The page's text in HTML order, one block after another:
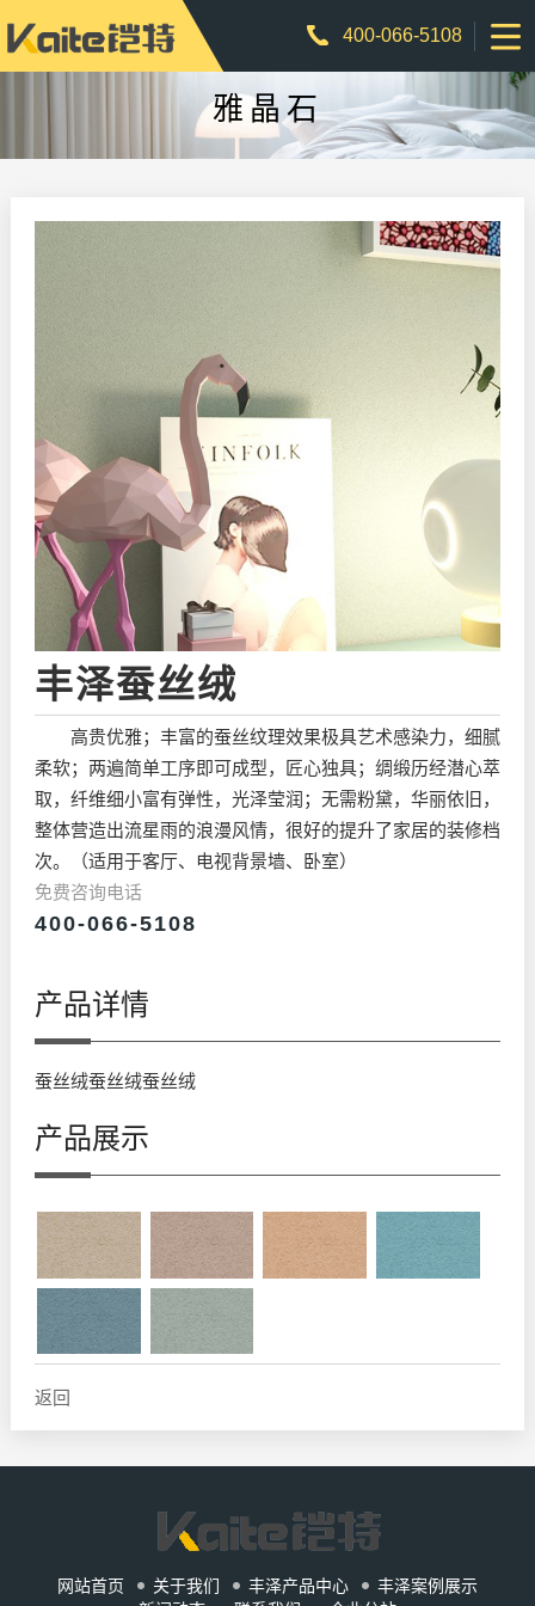
400-066-5108
雅晶石
丰泽蚕丝绒
高贵优雅；丰富的蚕丝纹理效果极具艺术感染力，细腻
柔软；两遍简单工序即可成型，匠心独具；绸缎历经潜心萃
取，纤维细小富有弹性，光泽莹润；无需粉黛，华丽依旧，
整体营造出流星雨的浪漫风情，很好的提升了家居的装修档
次。（适用于客厅、电视背景墙、卧室）
免费咨询电话
400-066-5108
产品详情
蚕丝绒蚕丝绒蚕丝绒
产品展示
返回
网站首页 关于我们 丰泽产品中心
丰泽案例展示